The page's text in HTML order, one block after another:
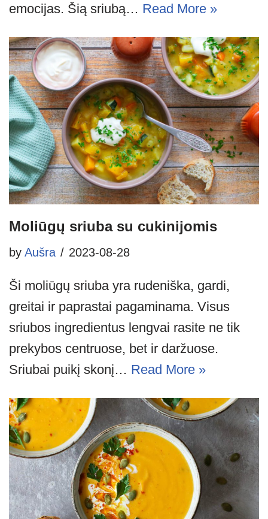
emocijas. Šią sriubą… Read More »
Moliūgų sriuba su cukinijomis
by Aušra 2023-08-28
Ši moliūgų sriuba yra rudeniška, gardi,
greitai ir paprastai pagaminama. Visus
sriubos ingredientus lengvai rasite ne tik
prekybos centruose, bet ir daržuose.
Sriubai puikį skonį… Read More »